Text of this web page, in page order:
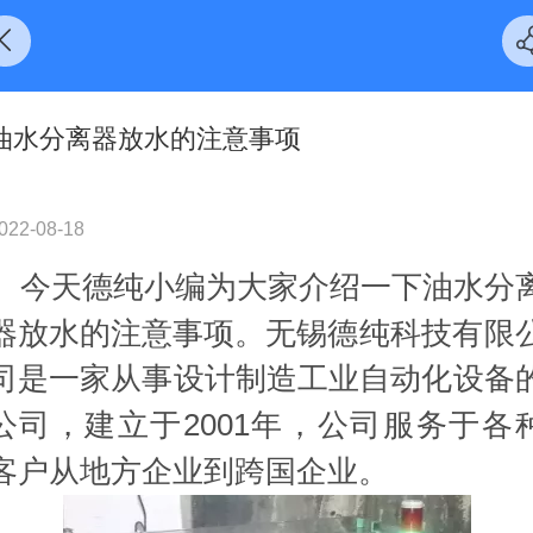
水分离器放水的注意事项
08-18
今天德纯小编为大家介绍一下油水分
放水的注意事项。 无锡德纯科技有限
是一家从事设计制造工业自动化设备
司，建立于2001年，公司服务于各
户从地方企业到跨国企业。